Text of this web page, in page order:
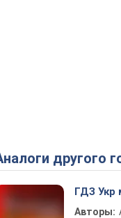
Аналоги другого
ГДЗ Укр
Авторы: